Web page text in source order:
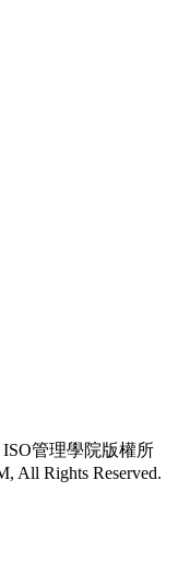
ISO管理學院版權所
All Rights Reserved.